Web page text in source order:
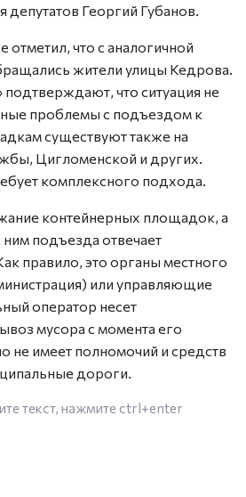
Георгий Губанов.
отметил, что с аналогичной
жители улицы Кедрова.
что ситуация не
проблемы с подъездом к
существуют также на
Цигломенской и других.
комплексного подхода.
контейнерных площадок, а
подъезда отвечает
правило, это органы местного
или управляющие
оператор несет
мусора с момента его
не имеет полномочий и средств
дороги.
текст, нажмите ctrl+enter